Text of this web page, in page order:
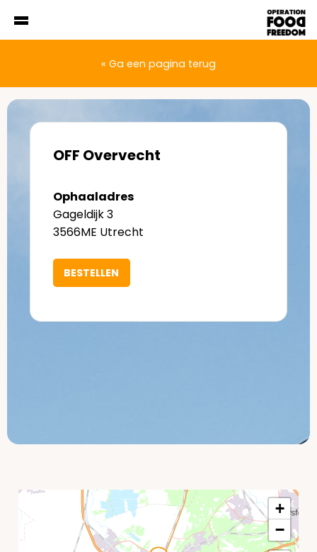
« Ga een pagina terug
OFF Overvecht
Ophaaladres
Gageldijk 3
3566ME Utrecht
BESTELLEN
+
−